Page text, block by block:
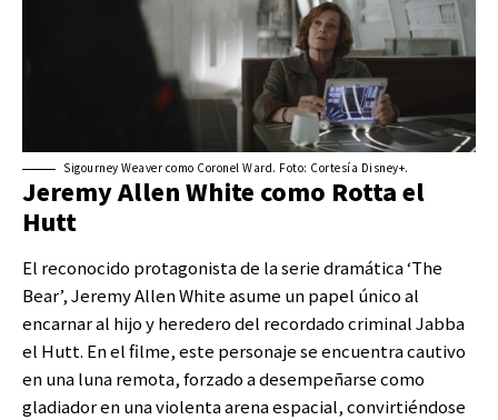
Sigourney Weaver como Coronel Ward. Foto: Cortesía Disney+.
Jeremy Allen White como Rotta el
Hutt
El reconocido protagonista de la serie dramática ‘The
Bear’, Jeremy Allen White asume un papel único al
encarnar al hijo y heredero del recordado criminal Jabba
el Hutt. En el filme, este personaje se encuentra cautivo
en una luna remota, forzado a desempeñarse como
gladiador en una violenta arena espacial, convirtiéndose